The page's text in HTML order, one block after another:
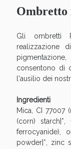
Ombretto
Gli ombretti
realizzazione
consentono di
l'ausilio dei
Ingredienti
Mica, CI 77007
(corn)
ferrocyanide),
powder]*, zinc